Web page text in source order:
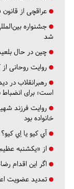
عراقچی از
جشنواره
شد
چین در حال
روایت روحانی
رهبرانقلاب در
است؛ برای انضباط
روایت فرزند
خانواده بود
آي كيو يا اِي
از «یکشنبه
اگر این اقدام
تمدید عضویت